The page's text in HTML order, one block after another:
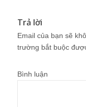
Trả lời
Email của bạn sẽ
trường bắt buộc
Bình luận